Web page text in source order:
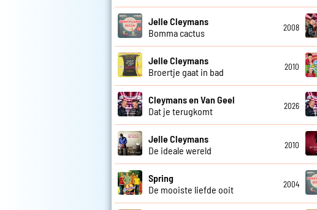
Jelle Cleymans
Bomma cactus
2008
Jelle Cleymans
Broertje gaat in bad
2010
Cleymans en Van Geel
Dat je terugkomt
2026
Jelle Cleymans
De ideale wereld
2010
Spring
De mooiste liefde ooit
2004